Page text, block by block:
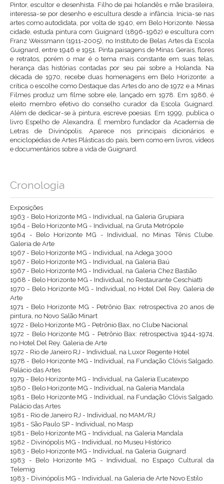
Pintor, escultor e desenhista. Filho de pai holandês e mãe brasileira,
interessa-se por desenho e escultura desde a infância. Inicia-se nas
artes como autodidata, por volta de 1940, em Belo Horizonte. Nessa
cidade, estuda pintura com Guignard (1896-1962) e escultura com
Franz Weissmann (1911-2005), no Instituto de Belas Artes da Escola
Guignard, entre 1946 e 1951. Pinta paisagens de Minas Gerais, flores
e retratos, porém o mar é o tema mais constante em suas telas,
herança das histórias contadas por seu pai sobre a Holanda. Na
década de 1970, recebe duas homenagens em Belo Horizonte: a
crítica o escolhe como Destaque das Artes do ano de 1972 e a Minas
Filmes produz um filme sobre ele, lançado em 1978. Em 1986, é
eleito membro efetivo do conselho curador da Escola Guignard.
Além de dedicar-se à pintura, escreve poesias. Em 1999, publica o
livro Espelho de Alexandra. É membro fundador da Academia de
Letras de Divinópolis. Aparece nos principais dicionários e
enciclopédias de Artes Plásticas do país, bem como em livros, vídeos
e documentários sobre a vida de Guignard.
Cronologia
Exposições
1963 - Belo Horizonte MG - Individual, na Galeria Grupiara
1964 - Belo Horizonte MG - Individual, na Gruta Metrópole
1964 - Belo Horizonte MG - Individual, no Minas Tênis Clube.
Galeria de Arte
1967 - Belo Horizonte MG - Individual, na Adega 3000
1967 - Belo Horizonte MG - Individual, na Galeria Baú
1967 - Belo Horizonte MG - Individual, na Galeria Chez Bastião
1968 - Belo Horizonte MG - Individual, no Restaurante Ceschiatti
1970 - Belo Horizonte MG - Individual, no Hotel Del Rey. Galeria de
Arte
1971 - Belo Horizonte MG - Petrônio Bax: retrospectiva 20 anos de
pintura, no Novo Salão Minart
1972 - Belo Horizonte MG - Petrônio Bax, no Clube Nacional
1972 - Belo Horizonte MG - Petrônio Bax: retrospectiva 1944-1974,
no Hotel Del Rey. Galeria de Arte
1972 - Rio de Janeiro RJ - Individual, na Luxor Regente Hotel
1978 - Belo Horizonte MG - Individual, na Fundação Clóvis Salgado.
Palácio das Artes
1979 - Belo Horizonte MG - Individual, na Galeria Eucatexpo
1980 - Belo Horizonte MG - Individual, na Galeria Mandala
1981 - Belo Horizonte MG - Individual, na Fundação Clóvis Salgado.
Palácio das Artes
1981 - Rio de Janeiro RJ - Individual, no MAM/RJ
1981 - São Paulo SP - Individual, no Masp
1981 - Belo Horizonte MG - Individual, na Galeria Mandala
1982 - Divinópolis MG - Individual, no Museu Histórico
1983 - Belo Horizonte MG - Individual, na Galeria Guignard
1983 - Belo Horizonte MG - Individual, no Espaço Cultural da
Telemig
1983 - Divinópolis MG - Individual, na Galeria de Arte Novo Estilo